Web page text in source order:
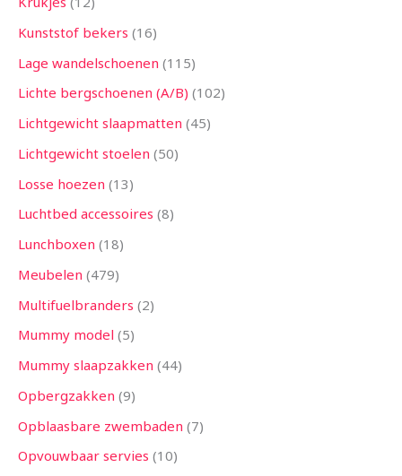
Kunststof bekers 16
Lage wandelschoenen 115
Lichte bergschoenen (A/B) 102
Lichtgewicht slaapmatten 45
Lichtgewicht stoelen 50
Losse hoezen 13
Luchtbed accessoires 8
Lunchboxen 18
Meubelen 479
Multifuelbranders 2
Mummy model 5
Mummy slaapzakken 44
Opbergzakken 9
Opblaasbare zwembaden 7
Opvouwbaar servies 10